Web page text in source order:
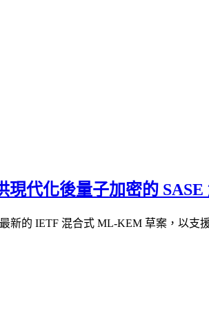
代化後量子加密的 SASE
新的 IETF 混合式 ML-KEM 草案，以